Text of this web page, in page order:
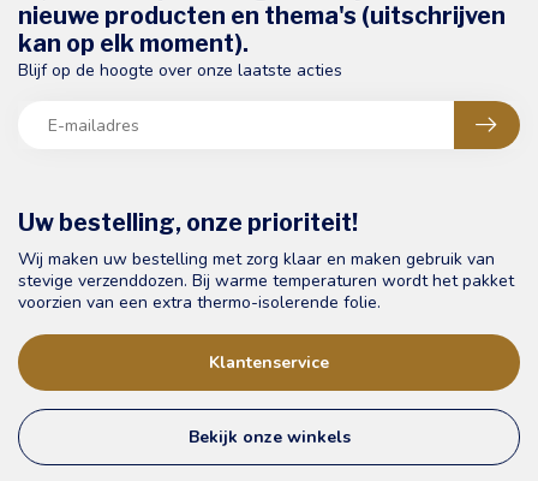
Uw bestelling, onze prioriteit!
Wij maken uw bestelling met zorg klaar en maken gebruik van
stevige verzenddozen. Bij warme temperaturen wordt het pakket
voorzien van een extra thermo-isolerende folie.
Klantenservice
Bekijk onze winkels
nieuwe producten en thema's (uitschrijven
kan op elk moment).
Blijf op de hoogte over onze laatste acties